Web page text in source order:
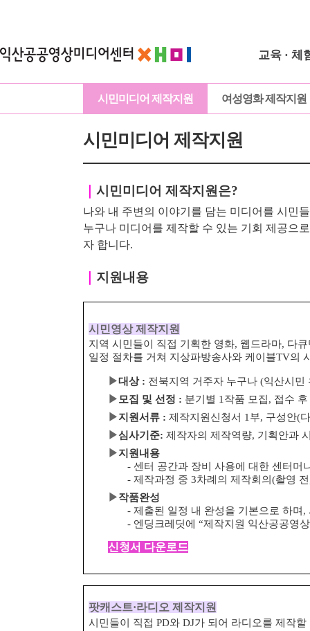
교육 · 체
시민미디어 제작지원 여성영화 제작지원
시민미디어 제작지원
시민미디어 제작지원은?
나와 내 주변의 이야기를 담는 미디어를 시민
누구나 미디어를 제작할 수 있는 기회 제공으
자 합니다.
지원내용
시민영상 제작지원
지역 시민들이 직접 기획한 영화, 웹드라마, 다
일정 절차를 거쳐 지상파방송사와 케이블TV의
▶대상 : 전북지역 거주자 누구나 (익산시민
▶ 모집 및 선정 : 분기별 1 작품 모집, 접수
▶지원서류 : 제작지원신청서 1 부, 구성안(
▶심사기준: 제작자의 제작역량, 기획안과
▶지원내용
- 센터 공간과 장비 사용에 대한 센터머
- 제작과정 중 3차례의 제작회의 (촬영 전
▶작품완성
- 제출된 일정 내 완성을 기본으로 하며 ,
- 엔딩크레딧에 “제작지원 익산공공영
신청서 다운로드
팟캐스트·라디오 제작지원
시민들이 직접 PD와 DJ가 되어 라디오를 제작